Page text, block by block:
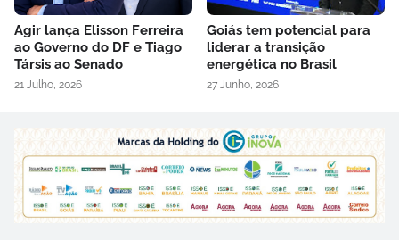
Agir lança Elisson Ferreira
ao Governo do DF e Tiago
Társis ao Senado
21 Julho, 2026
Goiás tem potencial para
liderar a transição
energética no Brasil
27 Junho, 2026